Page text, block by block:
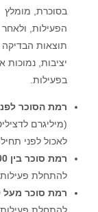
הפעילות,
תוצאות
יציבות, נמוכות
בפעילות.
רמת הסוכר לפני
(מיליגרם
לאכול לפני
רמת סוכר בין 200-100 מ"ג/דצ"ל
להתחלת פעילות
רמת סוכר מעל 200 מ"ג/דצ"ל